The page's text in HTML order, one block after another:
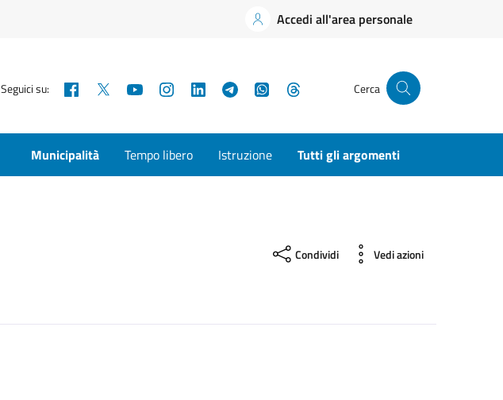
Accedi all'area personale
Seguici su: Facebook YouTubeInstagramLinkedInTelegramWhatsApp Cerca
Municipalità Tempo libero Istruzione Tutti gli argomenti
Condividi Vedi azioni